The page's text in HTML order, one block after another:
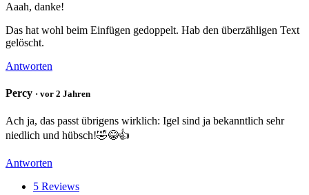
Aaah, danke!
Das hat wohl beim Einfügen gedoppelt. Hab den überzähligen Text
gelöscht.
Antworten
Percy · vor 2 Jahren
Ach ja, das passt übrigens wirklich: Igel sind ja bekanntlich sehr
niedlich und hübsch!🤣😂👍
Antworten
5 Reviews